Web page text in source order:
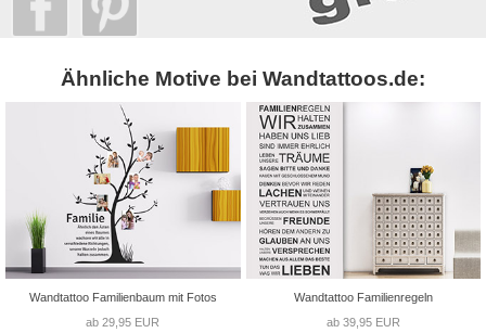
Ähnliche Motive bei Wandtattoos.de:
Wandtattoo Familienbaum mit Fotos
ab 29,95 EUR
Wandtattoo Familienregeln
ab 39,95 EUR